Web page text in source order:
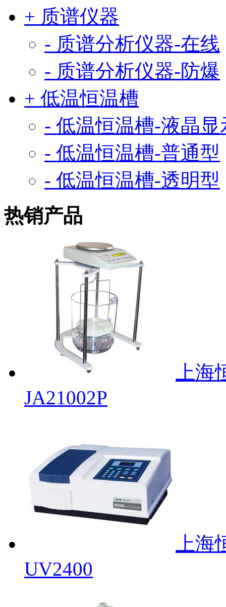
+ 质谱仪器
- 质谱分析仪器-在线
- 质谱分析仪器-防爆
+ 低温恒温槽
- 低温恒温槽-液晶显
- 低温恒温槽-普通型
- 低温恒温槽-透明型
热销产品
上
JA21002P
上
UV2400